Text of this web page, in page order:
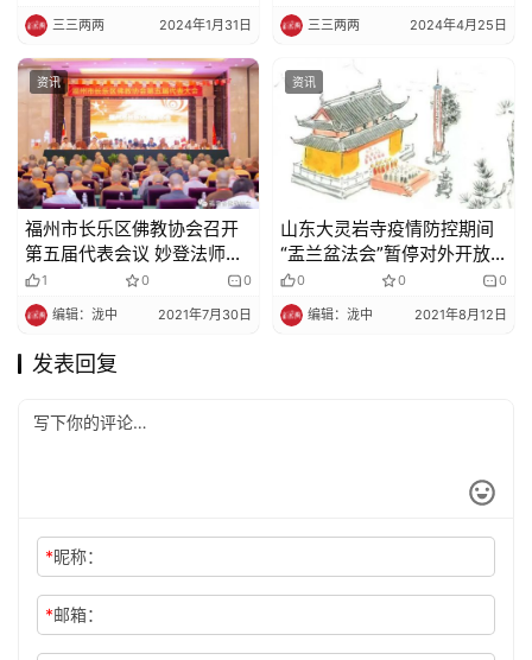
免
声
三三两两 2024年1月31日 三三两两 2024年4月25日
资讯
福州市长乐区佛教协会召开
第五届代表会议 妙登法师当
选为会长
1 0 0
编辑：泷中 2021年7月30日
资讯
山东大灵岩寺疫情防控期间
“盂兰盆法会”暂停对外开放
的通告
0 0 0
编辑：泷中 2021年8月12日
发表回复
*昵称：
*邮箱：